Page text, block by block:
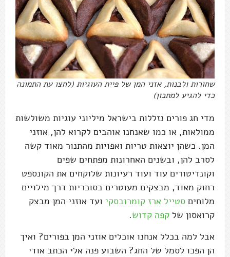
שחורות ולבנות, אזני המן של פיית העוגיות (לחצו עת התמונה
כדי להגיע למתכון)
מדי חג פורים נזללות בישראל מיליוני עוגיות משולשות
ממולאות, או כמו שאנחנו אוהבים לקרוא להן, אוזני
המן. כשהן יוצאות טריות ואפויות מהתנור מאוד קשה
לסרב להן, ובשנים האחרונות מפתחים שפים
וקונדיטורים עוד ועוד רעיונות שלוקחים את הקונספט
רחוק מאוד, מבצקים מעוטרים בסוכריות דרך מילויים
מלוחים סטייל ארז קומרובסקי ועד אוזני המן מבצק
קרואסון של קפה קדוש.
אבל למה בכלל אנחנו אוכלים אוזני המן בפורים? ואיך
הן הפכו לסמל של החג? השבוע פנה אלי הכתב אודי